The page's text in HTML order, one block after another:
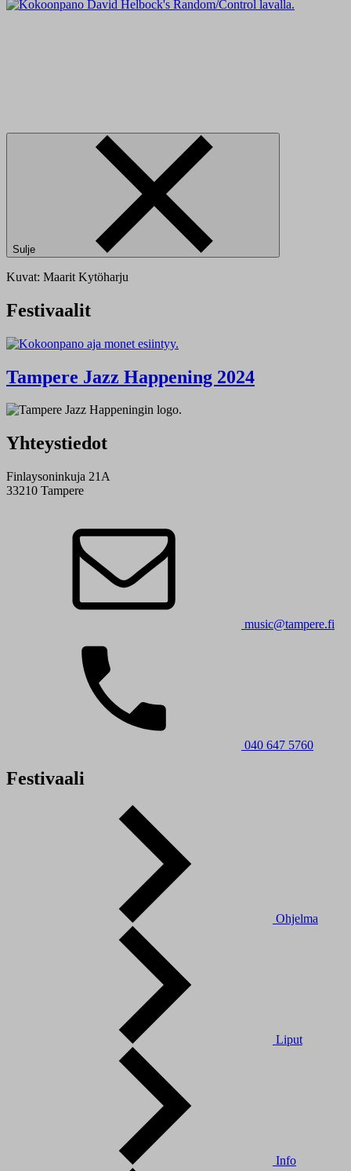
Sulje
Kuvat: Maarit Kytöharju
Festivaalit
Tampere Jazz Happening 2024
Yhteystiedot
Finlaysoninkuja 21A
33210 Tampere
music@tampere.fi
040 647 5760
Festivaali
Ohjelma
Liput
Info